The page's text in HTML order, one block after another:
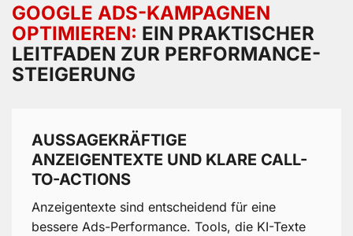
GOOGLE ADS-KAMPAGNEN
OPTIMIEREN: EIN PRAKTISCHER
LEITFADEN ZUR PERFORMANCE-
STEIGERUNG
AUSSAGEKRÄFTIGE
ANZEIGENTEXTE UND KLARE CALL-
TO-ACTIONS
Anzeigentexte sind entscheidend für eine
bessere Ads-Performance. Tools, die KI-Texte